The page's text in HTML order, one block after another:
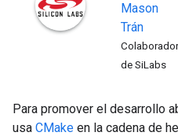
Mason
Trán
de SiLabs
Para promover el desarrollo
usa CMake en la cadena de